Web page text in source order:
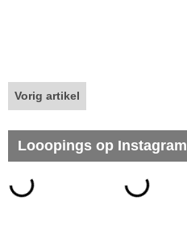
Vorig artikel
Looopings op Instagram